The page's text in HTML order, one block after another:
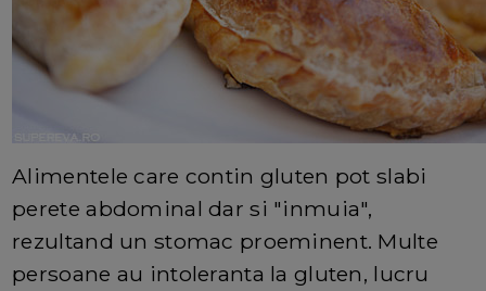
Alimentele care contin gluten pot slabi
perete abdominal dar si "inmuia",
rezultand un stomac proeminent. Multe
persoane au intoleranta la gluten, lucru